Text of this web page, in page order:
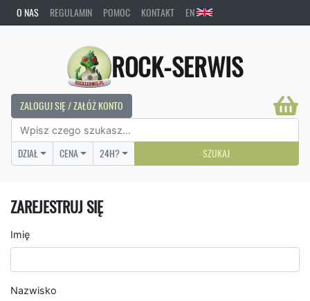
O NAS REGULAMIN POMOC KONTAKT EN
ROCK-SERWIS
ZALOGUJ SIĘ / ZAŁÓŻ KONTO
DZIAŁ CENA 24H? SZUKAJ
ZAREJESTRUJ SIĘ
Imię
Nazwisko